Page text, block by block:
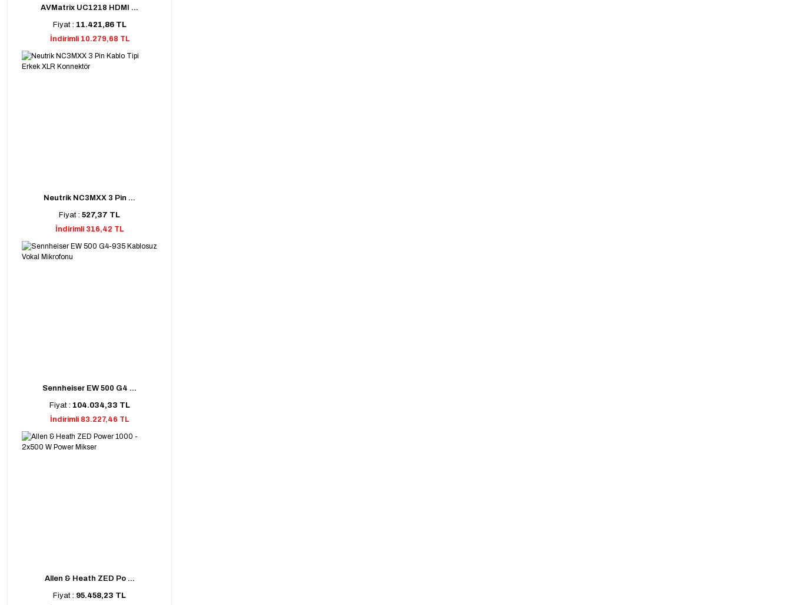
AVMatrix UC1218 HDMI ...
Fiyat : 11.421,86 TL
İndirimli 10.279,68 TL
Neutrik NC3MXX 3 Pin ...
Fiyat : 527,37 TL
İndirimli 316,42 TL
Sennheiser EW 500 G4 ...
Fiyat : 104.034,33 TL
İndirimli 83.227,46 TL
Allen & Heath ZED Po ...
Fiyat : 95.458,23 TL